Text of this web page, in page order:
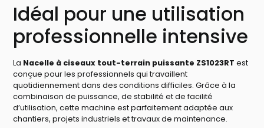
Idéal pour une utilisation
professionnelle intensive
La Nacelle à ciseaux tout-terrain puissante ZS1023RT est
conçue pour les professionnels qui travaillent
quotidiennement dans des conditions difficiles. Grâce à la
combinaison de puissance, de stabilité et de facilité
d’utilisation, cette machine est parfaitement adaptée aux
chantiers, projets industriels et travaux de maintenance.